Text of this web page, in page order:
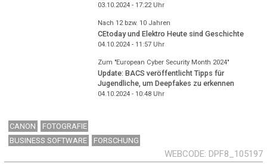
03.10.2024 - 17:22Uhr
Nach 12 bzw. 10 Jahren
CEtoday und Elektro Heute sind Geschichte
04.10.2024 - 11:57Uhr
Zum "European Cyber Security Month 2024"
Update: BACS veröffentlicht Tipps für
Jugendliche, um Deepfakes zu erkennen
04.10.2024 - 10:48Uhr
CANON
FOTOGRAFIE
BUSINESS SOFTWARE
FORSCHUNG
WEBCODE DPF8_105197